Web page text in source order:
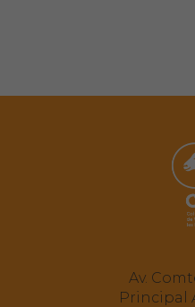
Av.
Principal